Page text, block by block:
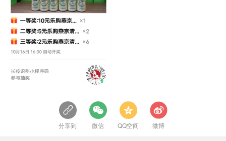
分享到 微信 QQ空间 微博